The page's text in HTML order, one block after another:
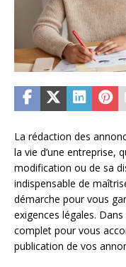
La rédaction des
la vie d’une entreprise,
modification ou de sa
indispensable de
démarche pour vous
exigences légales.
complet pour vous
publication de vos